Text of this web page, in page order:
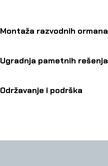
Montaža razvodnih ormana
Ugradnja pametnih rešenja
Održavanje i podrška